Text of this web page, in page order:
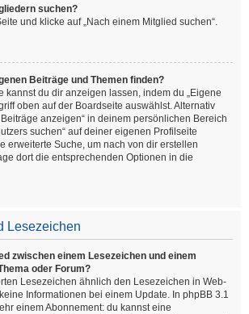
suchen?
und klicke auf „Nach einem Mitglied suchen“.
Beiträge und Themen finden?
kannst du dir anzeigen lassen, indem du „Eigene
oben auf der Boardseite auswählst. Alternativ
anzeigen“ in deinem persönlichen Bereich
suchen“ auf deiner eigenen Profilseite
erweiterte Suche, um nach von dir erstellen
dort die entsprechenden Optionen in die
Lesezeichen
zwischen einem Lesezeichen und einem
oder Forum?
Lesezeichen ähnlich den Lesezeichen in Web-
Informationen bei einem Update. In phpBB 3.1
einem Abonnement: du kannst eine